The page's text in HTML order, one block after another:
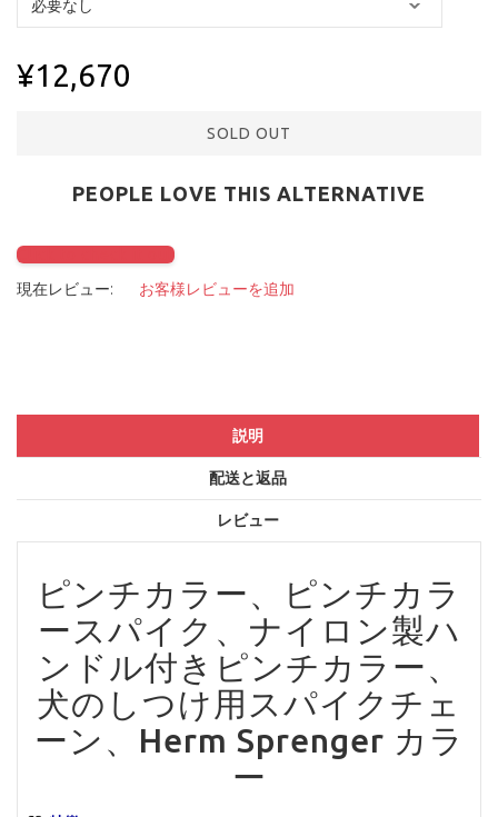
¥12,670
SOLD OUT
PEOPLE LOVE THIS ALTERNATIVE
Click to check it out
現在レビュー:
お客様レビューを追加
説明
配送と返品
レビュー
ピンチカラー、ピンチカラ
ースパイク、ナイロン製ハ
ンドル付きピンチカラー、
犬のしつけ用スパイクチェ
ーン、Herm Sprenger カラ
ー